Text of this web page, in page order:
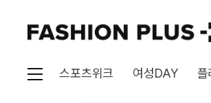
스포츠위크 여성DAY 플